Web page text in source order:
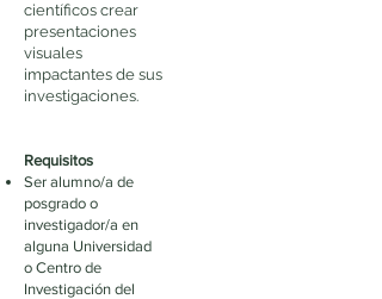
científicos crear
presentaciones
visuales
impactantes de sus
investigaciones.
Requisitos
Ser alumno/a de
posgrado o
investigador/a en
alguna Universidad
o Centro de
Investigación del